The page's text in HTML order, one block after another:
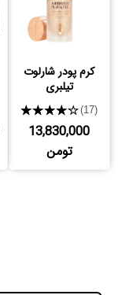
کرم پودر شارلوت
تیلبری
★★★★★(17)
13,830,000
تومن